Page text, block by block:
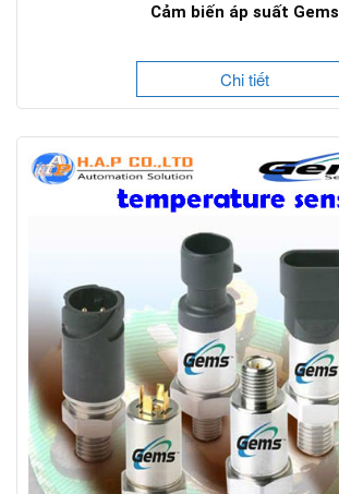
Cảm biến áp suất Gems
Chi tiết